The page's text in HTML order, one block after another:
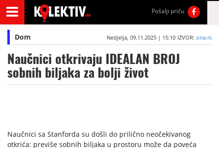
Pošalji priču
Dom Nedjelja, 09.11.2025 | 15:10 IZVOR: ona.rs
Naučnici otkrivaju IDEALAN BROJ
sobnih biljaka za bolji život
Naučnici sa Stanforda su došli do prilično neočekivanog
otkrića: previše sobnih biljaka u prostoru može da poveća